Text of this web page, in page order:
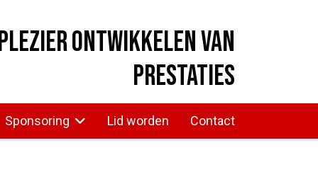
ontwikkelen van
prestaties
Sponsoring Lid worden Contact